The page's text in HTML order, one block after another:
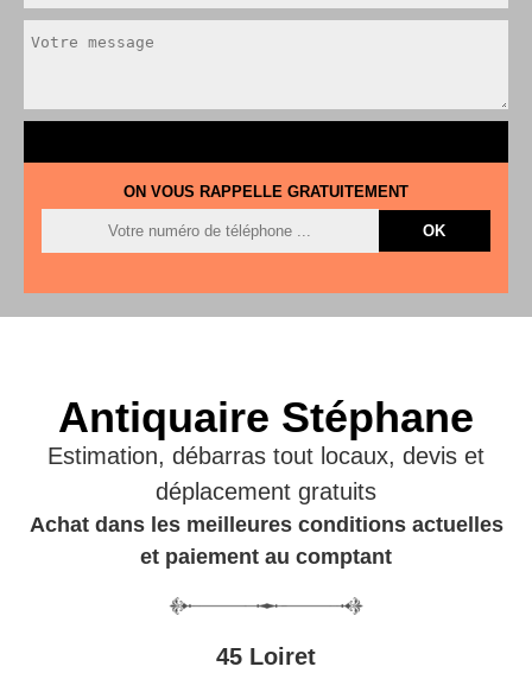
ON VOUS RAPPELLE GRATUITEMENT
Antiquaire Stéphane
Estimation, débarras tout locaux, devis et
déplacement gratuits
Achat dans les meilleures conditions actuelles
et paiement au comptant
45 Loiret